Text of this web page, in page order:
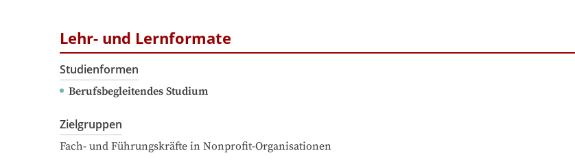
Lehr- und Lernformate
Studienformen
Berufsbegleitendes Studium
Zielgruppen
Fach- und Führungskräfte in Nonprofit-Organisationen